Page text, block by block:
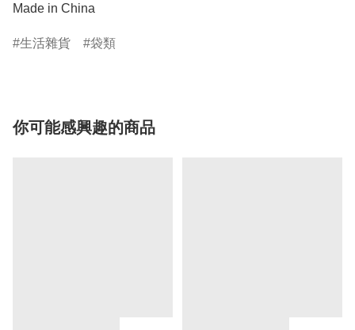
Made in China
生活雜貨 袋類
你可能感興趣的商品